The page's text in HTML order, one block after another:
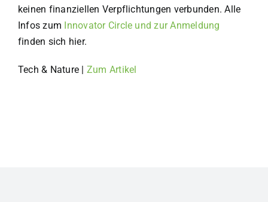
keinen finanziellen Verpflichtungen verbunden. Alle
Infos zum Innovator Circle und zur Anmeldung
finden sich hier.
Tech & Nature | Zum Artikel